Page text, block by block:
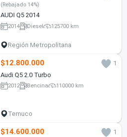
(Rebajado 14%)
AUDI Q5 2014
2014 Diesel 125700 km
Región Metropolitana
$12.800.000
1
Audi Q5 2.0 Turbo
2012 Bencina 110000 km
Temuco
$14.600.000
1